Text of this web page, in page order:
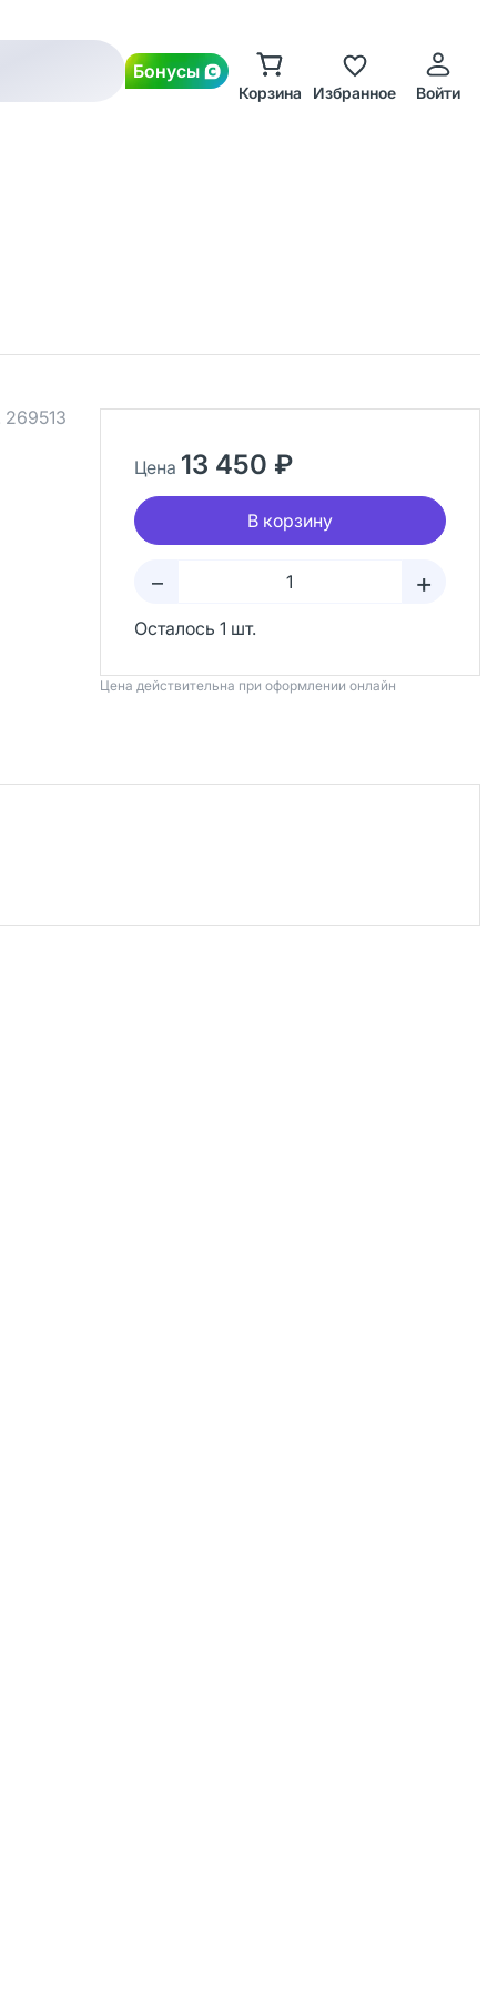
Бонусы
Корзина Избранное Войти
269513
Цена 13 450 ₽
В корзину
– +
Осталось 1 шт.
Цена действительна при оформлении онлайн